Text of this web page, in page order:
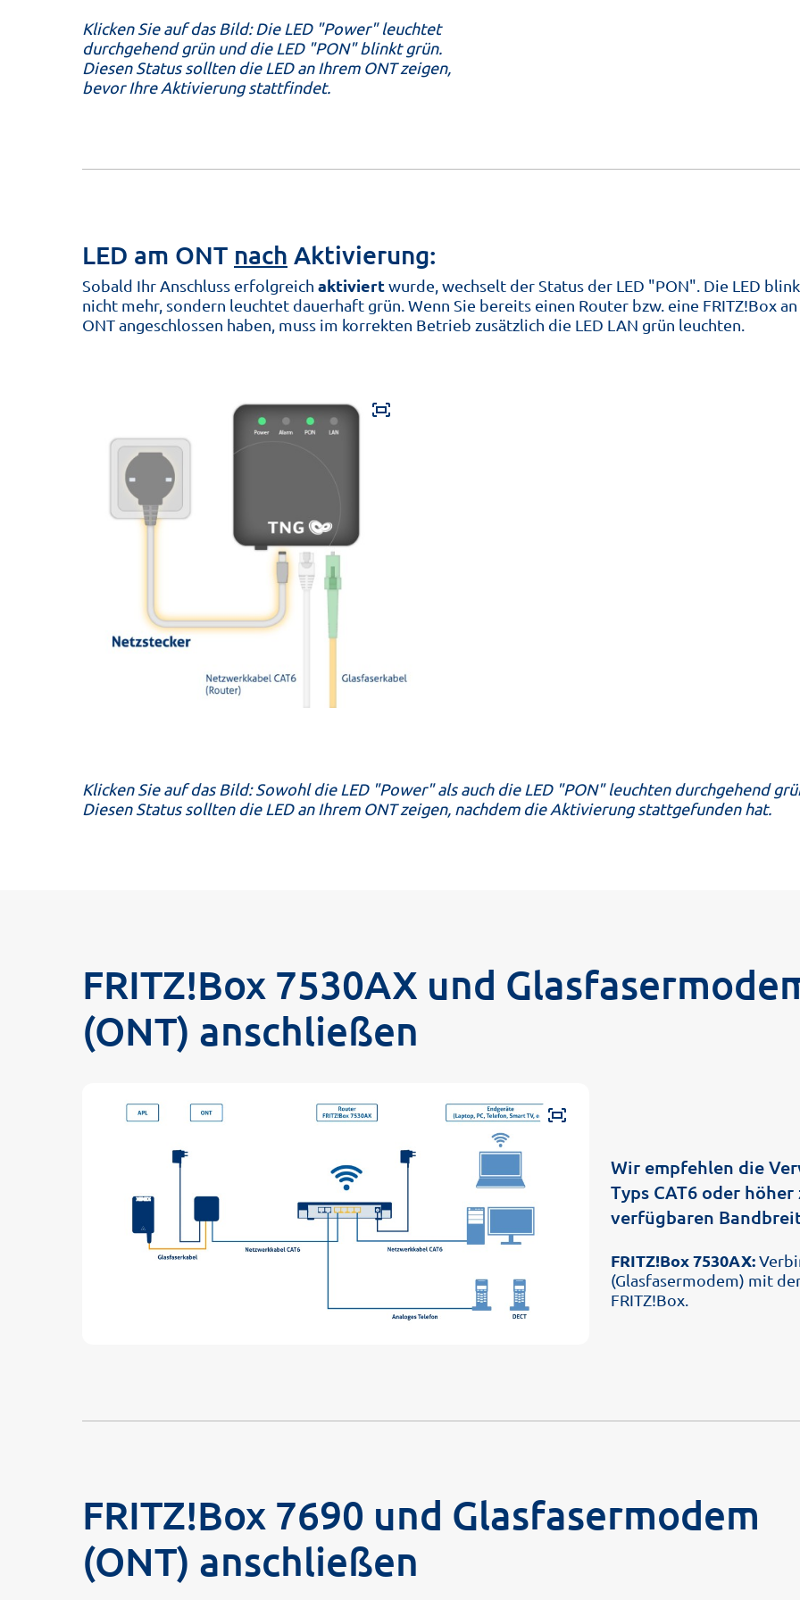
Klicken Sie auf das Bild: Die LED "Power" leuchtet
durchgehend grün und die LED "PON" blinkt grün.
Diesen Status sollten die LED an Ihrem ONT zeigen,
bevor Ihre Aktivierung stattfindet.
LED am ONT nach Aktivierung:
Sobald Ihr Anschluss erfolgreich aktiviertwurde, wechselt der Status der LED "PON". Die LED
nicht mehr, sondern leuchtet dauerhaft grün. Wenn Sie bereits einen Router bzw. eine FRITZ!Box
ONT angeschlossen haben, muss im korrekten Betrieb zusätzlich die LED LAN grün leuchten.
fit_screen
Klicken Sie auf das Bild: Sowohl die LED "Power" als auch die LED "PON" leuchten durchgehend
Diesen Status sollten die LED an Ihrem ONT zeigen, nachdem die Aktivierung stattgefunden hat.
FRITZ!Box 7530AX und
(ONT) anschließen
fit_screen
Wir empfehlen die
Typs CAT6 oder
verfügbaren
FRITZ!Box 7530AX:
(Glasfasermodem) mit
FRITZ!Box.
FRITZ!Box 7690 und Glasfasermodem
(ONT) anschließen